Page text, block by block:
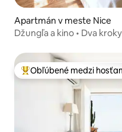
Apartmán v meste Nice
Džungľa a kino • Dva
Najobľúbenejšie medzi
Obľúbené medzi